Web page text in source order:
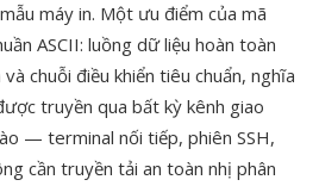
máy in. Một ưu điểm của mã
ASCII: luồng dữ liệu hoàn toàn
chuỗi điều khiển tiêu chuẩn, nghĩa
truyền qua bất kỳ kênh giao
— terminal nối tiếp, phiên SSH,
cần truyền tải an toàn nhị phân